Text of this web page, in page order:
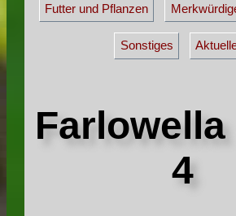
Futter und Pflanzen
Sonstiges
Farlowella
4